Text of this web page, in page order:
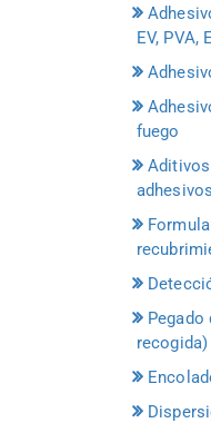
EV, PVA,
fuego
Pegado
recogida)